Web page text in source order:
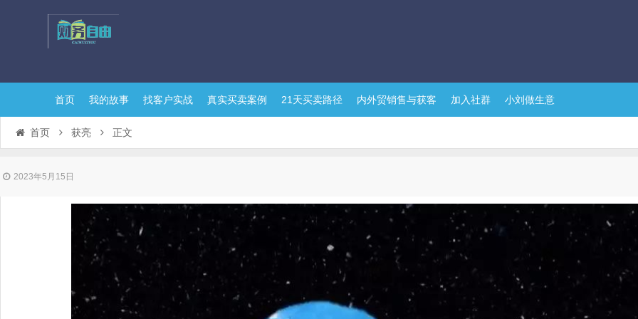
首页 我的故事 找客户实战 真实买卖案例 21天买卖路径 内外贸销售与获客 加入社群 小刘做生意
首页 获亮 正文
2023年5月15日